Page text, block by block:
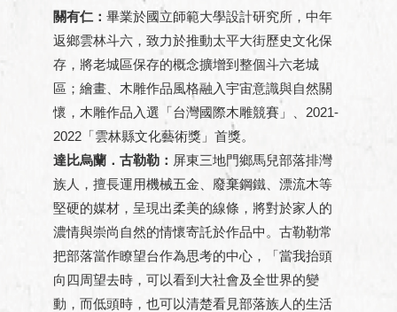
關有仁： 畢業於國立師範大學設計研究所，中年
返鄉雲林斗六，致力於推動太平大街歷史文化保
存，將老城區保存的概念擴增到整個斗六老城
區；繪畫、木雕作品風格融入宇宙意識與自然關
懷，木雕作品入選「台灣國際木雕競賽」、2021-
2022「雲林縣文化藝術獎」首獎。
達比烏蘭．古勒勒： 屏東三地門鄉馬兒部落排灣
族人，擅長運用機械五金、廢棄鋼鐵、漂流木等
堅硬的媒材，呈現出柔美的線條，將對於家人的
濃情與崇尚自然的情懷寄託於作品中。古勒勒常
把部落當作瞭望台作為思考的中心，「當我抬頭
向四周望去時，可以看到大社會及全世界的變
動，而低頭時，也可以清楚看見部落族人的生活